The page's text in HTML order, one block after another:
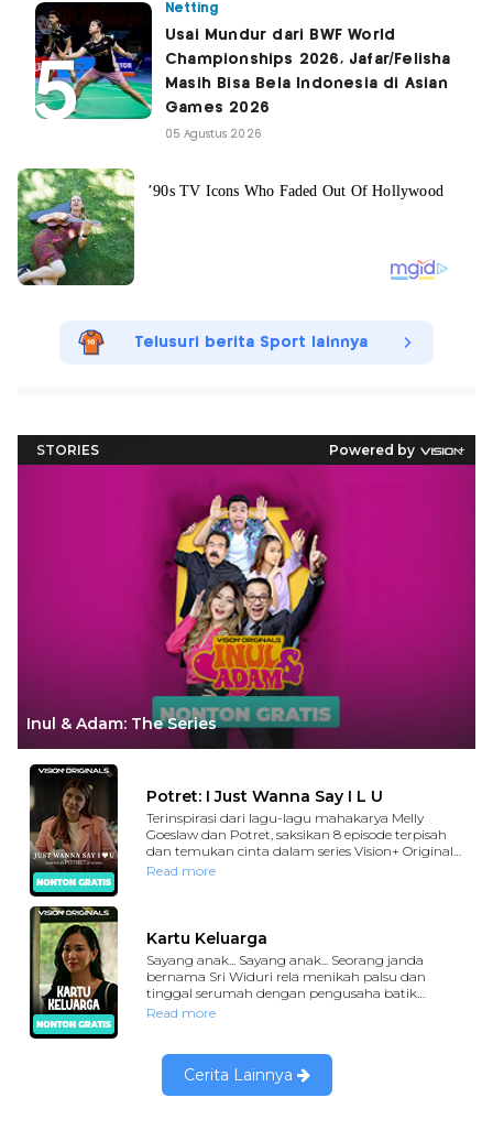
Netting
Usai Mundur dari BWF World
Championships 2026, Jafar/Felisha
Masih Bisa Bela Indonesia di Asian
Games 2026
05 Agustus 2026
Telusuri berita Sport lainnya